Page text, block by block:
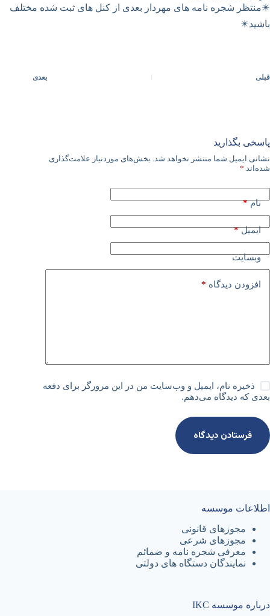
✴️منتظر شجره نامه های مهردار بعدی از کنل های ثبت شده مختلف
باشید✴️
قبلی بعدی
پاسخی بگذارید
نشانی ایمیل شما منتشر نخواهد شد. بخش‌های موردنیاز علامت‌گذاری
شده‌اند *
نام*
ایمیل*
وبسایت
افزودن دیدگاه *
ذخیره نام، ایمیل و وب‌سایت من در این مرورگر برای دفعه
بعدی که دیدگاه می‌دهم.
فرستادن دیدگاه
اطلاعات موسسه
مجوزهای قانونی
مجوزهای شرعی
معرفی شجره نامه و ضمائم
نمایندگان دستگاه های دولتی
درباره موسسه IKC